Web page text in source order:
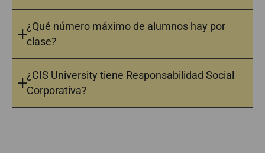
¿Qué número máximo de alumnos hay por
clase?
¿CIS University tiene Responsabilidad Social
Corporativa?